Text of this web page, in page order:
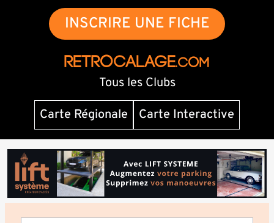
INSCRIRE UNE FICHE
RETROCALAGE.com
Tous les Clubs
Carte Régionale
Carte Interactive